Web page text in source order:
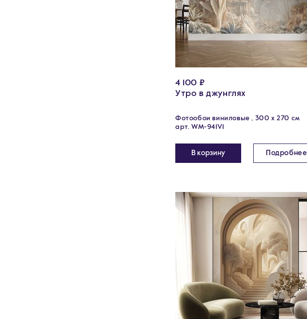
4 100 ₽
Утро в джунглях
Фотообои виниловые , 300 х 270 см
арт. WM-941V1
В корзину Подробнее